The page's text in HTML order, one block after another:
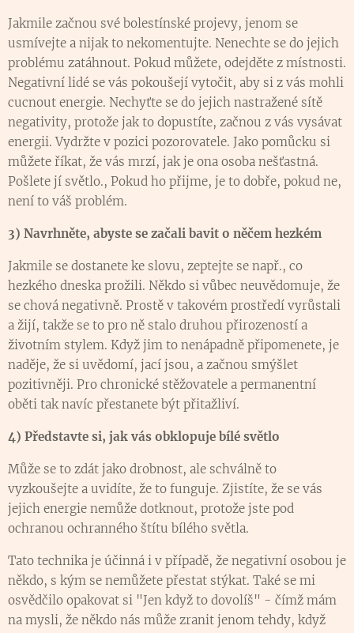
Jakmile začnou své bolestínské projevy, jenom se
usmívejte a nijak to nekomentujte. Nenechte se do jejich
problému zatáhnout. Pokud můžete, odejděte z místnosti.
Negativní lidé se vás pokoušejí vytočit, aby si z vás mohli
cucnout energie. Nechyťte se do jejich nastražené sítě
negativity, protože jak to dopustíte, začnou z vás vysávat
energii. Vydržte v pozici pozorovatele. Jako pomůcku si
můžete říkat, že vás mrzí, jak je ona osoba nešťastná.
Pošlete jí světlo., Pokud ho přijme, je to dobře, pokud ne,
není to váš problém.
3) Navrhněte, abyste se začali bavit o něčem hezkém
Jakmile se dostanete ke slovu, zeptejte se např., co
hezkého dneska prožili. Někdo si vůbec neuvědomuje, že
se chová negativně. Prostě v takovém prostředí vyrůstali
a žijí, takže se to pro ně stalo druhou přirozeností a
životním stylem. Když jim to nenápadně připomenete, je
naděje, že si uvědomí, jací jsou, a začnou smýšlet
pozitivněji. Pro chronické stěžovatele a permanentní
oběti tak navíc přestanete být přitažliví.
4) Představte si, jak vás obklopuje bílé světlo
Může se to zdát jako drobnost, ale schválně to
vyzkoušejte a uvidíte, že to funguje. Zjistíte, že se vás
jejich energie nemůže dotknout, protože jste pod
ochranou ochranného štítu bílého světla.
Tato technika je účinná i v případě, že negativní osobou je
někdo, s kým se nemůžete přestat stýkat. Také se mi
osvědčilo opakovat si "Jen když to dovolíš" - čímž mám
na mysli, že někdo nás může zranit jenom tehdy, když